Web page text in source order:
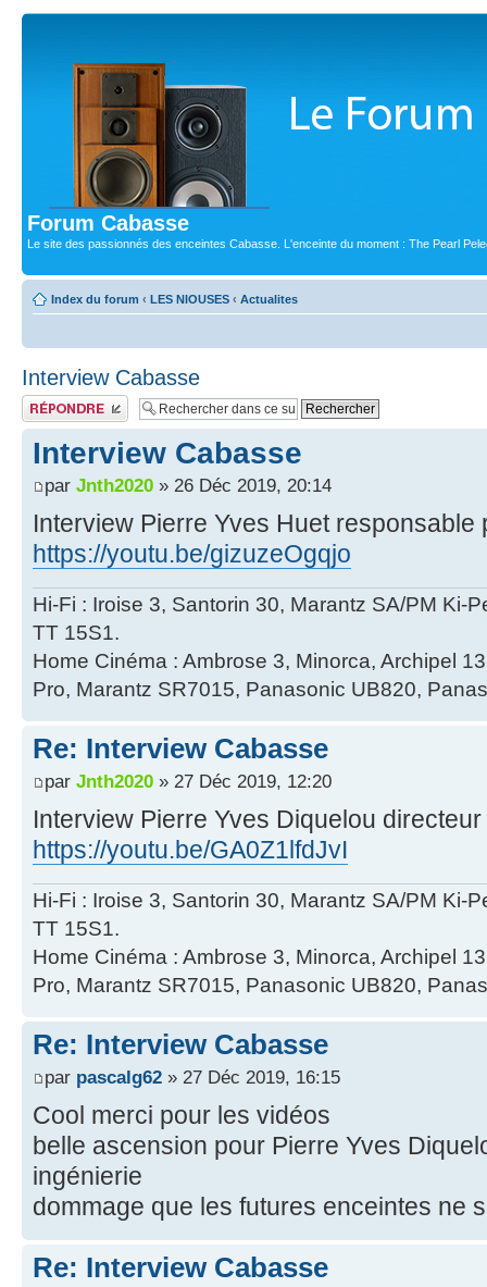
Forum Cabasse
Le site des passionnés des enceintes Cabasse. L'enceinte du moment : The Pearl
Index du forum ‹ LES NIOUSES ‹ Actualites
Interview Cabasse
Publier une réponse
Interview Cabasse
par Jnth2020 » 26 Déc 2019, 20:14
Interview Pierre Yves Huet responsable
https://youtu.be/gizuzeOgqjo
Hi-Fi : Iroise 3, Santorin 30, Marantz SA/PM Ki-
TT 15S1.
Home Cinéma : Ambrose 3, Minorca, Archipel
Pro, Marantz SR7015, Panasonic UB820,
Re: Interview Cabasse
par Jnth2020 » 27 Déc 2019, 12:20
Interview Pierre Yves Diquelou
https://youtu.be/GA0Z1lfdJvI
Hi-Fi : Iroise 3, Santorin 30, Marantz SA/PM Ki-
TT 15S1.
Home Cinéma : Ambrose 3, Minorca, Archipel
Pro, Marantz SR7015, Panasonic UB820,
Re: Interview Cabasse
par pascalg62 » 27 Déc 2019, 16:15
Cool merci pour les vidéos
belle ascension pour Pierre Yves
ingénierie
dommage que les futures enceintes ne
Re: Interview Cabasse